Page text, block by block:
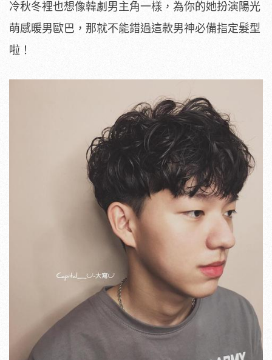
冷秋冬裡也想像韓劇男主角一樣，為你的她扮演陽光
萌感暖男歐巴，那就不能錯過這款男神必備指定髮型
啦！